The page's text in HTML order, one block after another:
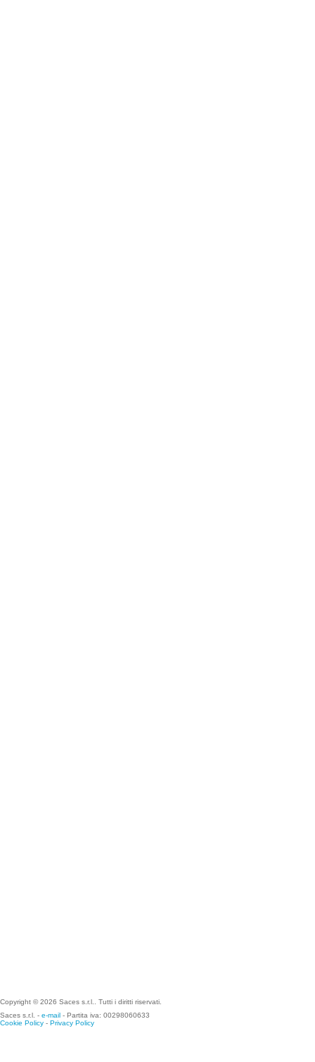
Copyright © 2026 Saces s.r.l.. Tutti i diritti riservati.
Saces s.r.l. - e-mail - Partita iva: 00298060633
Cookie Policy - Privacy Policy